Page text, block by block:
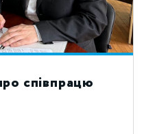
співпрацю